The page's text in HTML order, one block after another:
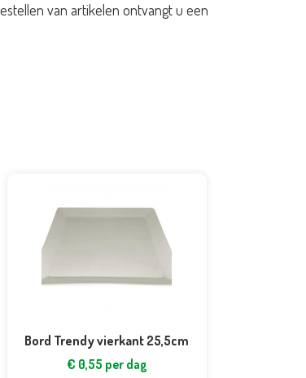
van artikelen ontvangt u een
Bord Trendy vierkant 25,5cm
€ 0,55 per dag